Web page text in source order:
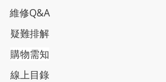
維修Q&A
疑難排解
購物需知
線上目錄